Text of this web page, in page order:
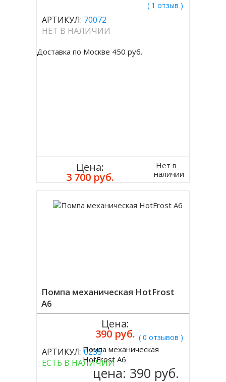
( 1 отзыв )
АРТИКУЛ: 70072
НЕТ В НАЛИЧИИ
Доставка по Москве 450 руб.
Цена:
3 700 руб.
Нет в
наличии
Помпа механическая HotFrost
А6
( 0 отзывов )
АРТИКУЛ:0235
ЕСТЬ В НАЛИЧИИ
Цена:
390 руб.
Купить
Помпа механическая
HotFrost А6
цена: 390 руб.